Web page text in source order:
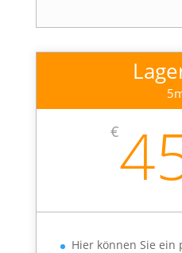
€
Hier können Sie ein